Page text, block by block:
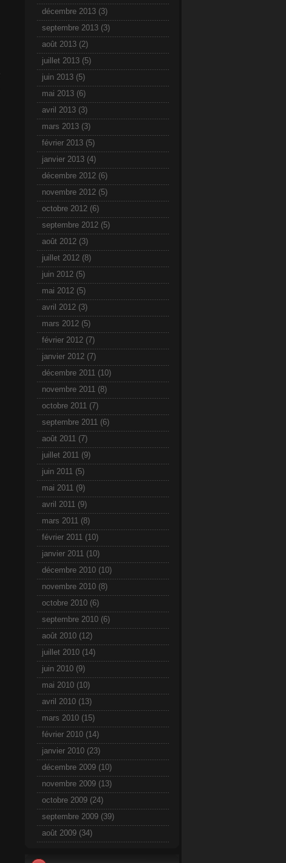
décembre 2013 (3)
septembre 2013 (3)
août 2013 (2)
juillet 2013 (5)
juin 2013 (5)
mai 2013 (6)
avril 2013 (3)
mars 2013 (3)
février 2013 (5)
janvier 2013 (4)
décembre 2012 (6)
novembre 2012 (5)
octobre 2012 (6)
septembre 2012 (5)
août 2012 (3)
juillet 2012 (8)
juin 2012 (5)
mai 2012 (5)
avril 2012 (3)
mars 2012 (5)
février 2012 (7)
janvier 2012 (7)
décembre 2011 (10)
novembre 2011 (8)
octobre 2011 (7)
septembre 2011 (6)
août 2011 (7)
juillet 2011 (9)
juin 2011 (5)
mai 2011 (9)
avril 2011 (9)
mars 2011 (8)
février 2011 (10)
janvier 2011 (10)
décembre 2010 (10)
novembre 2010 (8)
octobre 2010 (6)
septembre 2010 (6)
août 2010 (12)
juillet 2010 (14)
juin 2010 (9)
mai 2010 (10)
avril 2010 (13)
mars 2010 (15)
février 2010 (14)
janvier 2010 (23)
décembre 2009 (10)
novembre 2009 (13)
octobre 2009 (24)
septembre 2009 (39)
août 2009 (34)